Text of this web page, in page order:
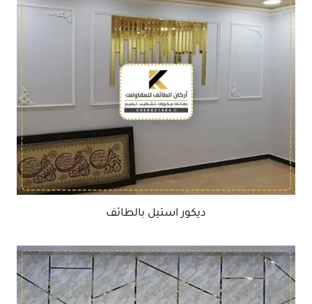
ديكور استيل بالطائف